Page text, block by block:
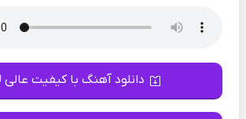
دانلود آهنگ با کیفیت عالی 320